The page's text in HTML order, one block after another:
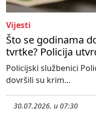
Vijesti
Što se godinama
tvrtke? Policija
Policijski službenici
dovršili su krim...
30.07.2026. u 07:30